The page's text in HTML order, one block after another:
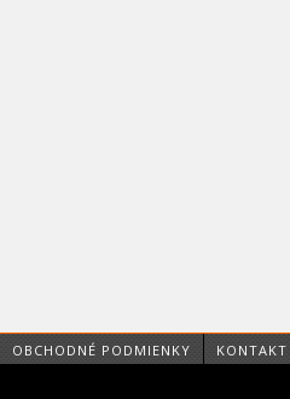
OBCHODNÉ PODMIENKY KONTAKT